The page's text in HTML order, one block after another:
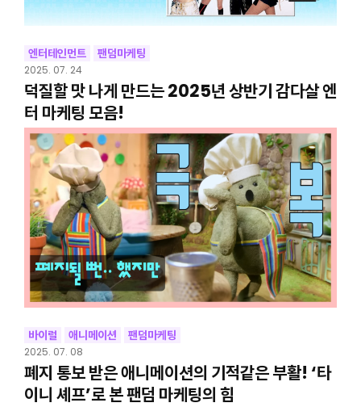
엔터테인먼트 팬덤마케팅
2025. 07. 24
덕질할 맛 나게 만드는 2025년 상반기 감다살 엔
터 마케팅 모음!
바이럴 애니메이션 팬덤마케팅
2025. 07. 08
폐지 통보 받은 애니메이션의 기적같은 부활! ‘타
이니 셰프’로 본 팬덤 마케팅의 힘